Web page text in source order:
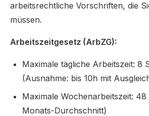
arbeitsrechtliche Vorschriften, die
müssen.
Arbeitszeitgesetz (ArbZG):
Maximale tägliche Arbeitszeit: 8
(Ausnahme: bis 10h mit
Maximale Wochenarbeitszeit:
Monats-Durchschnitt)